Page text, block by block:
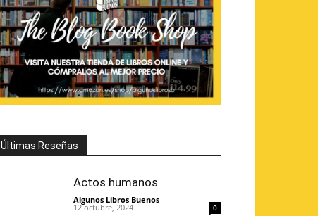
Últimas Reseñas
Actos humanos
Algunos Libros Buenos -
12 octubre, 2024 0